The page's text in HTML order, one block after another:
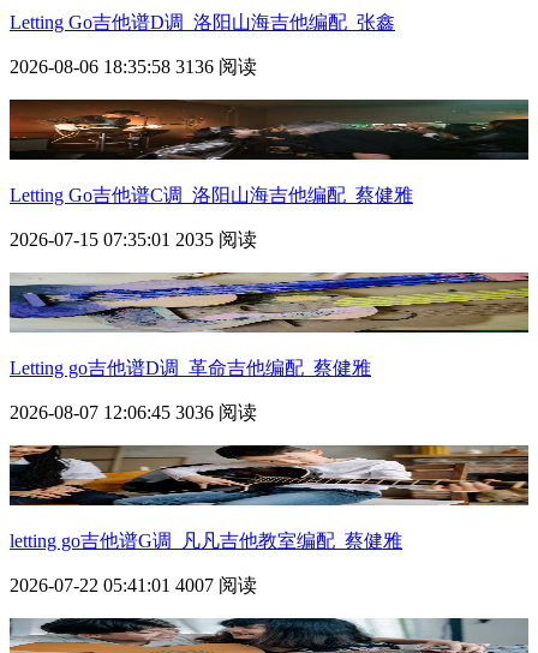
Letting Go吉他谱D调_洛阳山海吉他编配_张鑫
2026-08-06 18:35:58 3136 阅读
Letting Go吉他谱C调_洛阳山海吉他编配_蔡健雅
2026-07-15 07:35:01 2035 阅读
Letting go吉他谱D调_革命吉他编配_蔡健雅
2026-08-07 12:06:45 3036 阅读
letting go吉他谱G调_凡凡吉他教室编配_蔡健雅
2026-07-22 05:41:01 4007 阅读